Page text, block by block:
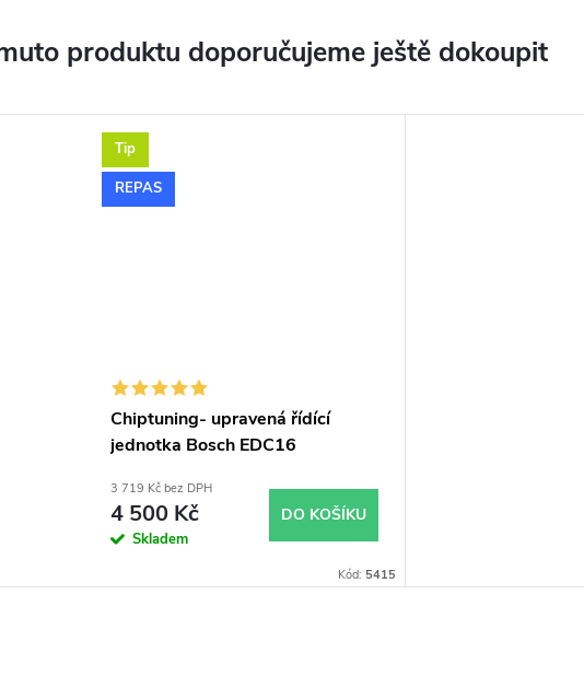
produktu doporučujeme ještě dokoupit
Tip
REPAS
Chiptuning- upravená řídící
jednotka Bosch EDC16
3 719 Kč bez DPH
4 500 Kč
Skladem
DO KOŠÍKU
Kód: 5415